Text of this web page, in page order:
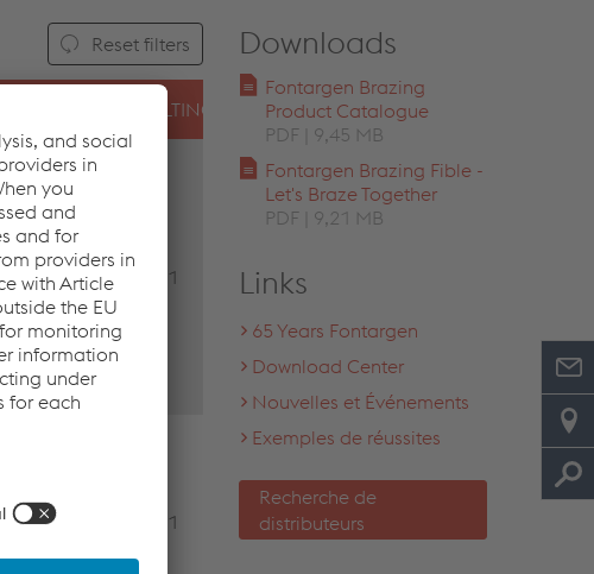
Reset filters
MELTING RANGE (°F) CHARACTERISTICS
1981
high fluidity,
and nitrogen furnace
contend , slow or fast
drying , low and high
metal contend
1981
use in coal
Cu - Oxide
flux containing and
gap brazing paste
Downloads
Fontargen Brazing
Product Catalogue
PDF | 9,45 MB
Fontargen Brazing Fible -
Let's Braze Together
PDF | 9,21 MB
Links
65 Years Fontargen
Download Center
Nouvelles et Événements
Exemples de réussites
Recherche de
distributeurs